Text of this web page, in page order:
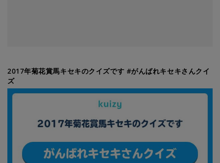
2017年菊花賞馬キセキのクイズです #がんばれキセキさんクイ
ズ